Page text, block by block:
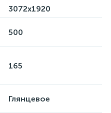
3072x1920
500
165
Глянцевое